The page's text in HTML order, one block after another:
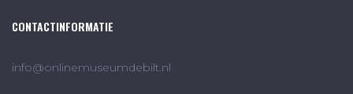
CONTACTINFORMATIE
info@onlinemuseumdebilt.nl